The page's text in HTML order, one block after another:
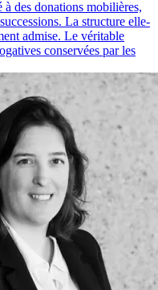
des donations mobilières,
La structure elle-
admise. Le véritable
conservées par les